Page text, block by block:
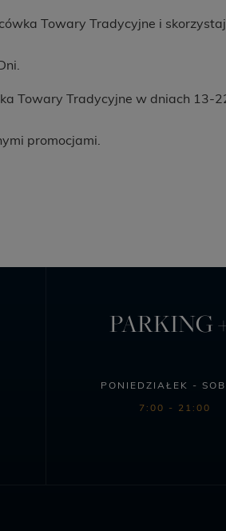
Towary Tradycyjne i
Towary Tradycyjne w dniach 13-
promocjami.
PARKING
PONIEDZIAŁEK -
7:00 - 21:00